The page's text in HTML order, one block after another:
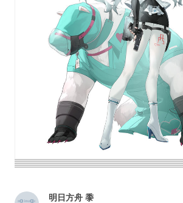
明日方舟 黍